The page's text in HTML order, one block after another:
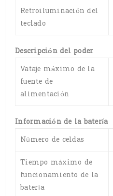
Retroiluminación del
teclado
Descripción del poder
Vataje máximo de la
fuente de
alimentación
Información de la batería
Número de celdas
Tiempo máximo de
funcionamiento de la
batería